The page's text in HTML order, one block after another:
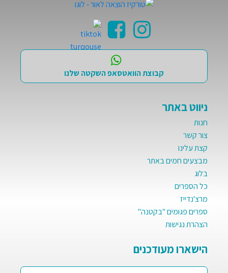
קבוצת הוואטסאפ השקטה שלנו
ניווט באתר
חנות
צור קשר
קצת עלינו
מבצעים חמים באתר
בלוג
כל הספרים
מרצ'נדייז
ספרים פגומים "בקטנה"
הצהרת נגישות
הישארו מעודכנים